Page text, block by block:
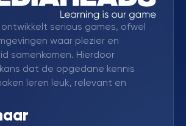
serious games, ofwel
waar plezier en
samenkomen. Hierdoor
dat de opgedane kennis
leren leuk, relevant en